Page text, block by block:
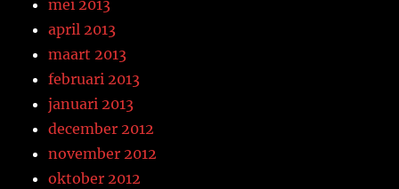
mei 2013
april 2013
maart 2013
februari 2013
januari 2013
december 2012
november 2012
oktober 2012